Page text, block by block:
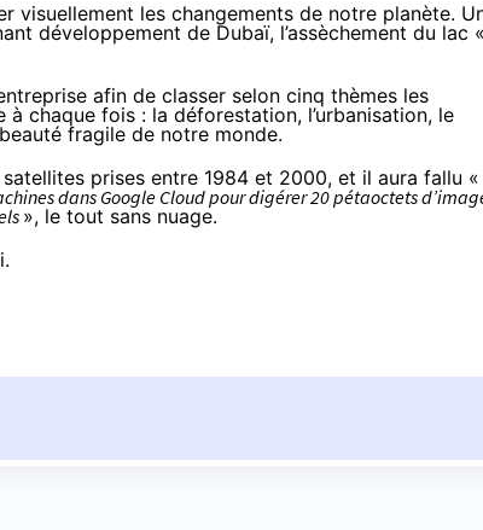
visuellement les changements de notre planète.
développement de Dubaï, l’assèchement du lac
afin de classer selon cinq thèmes les
à chaque fois : la déforestation, l’urbanisation, le
beauté fragile de notre monde.
prises entre 1984 et 2000, et il aura fallu «
dans Google Cloud pour digérer 20 pétaoctets
», le tout sans nuage.
.